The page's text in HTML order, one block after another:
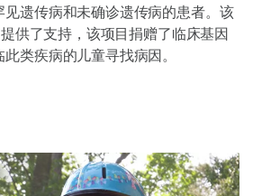
遗传病和未确诊遗传病的患者。该
提供了支持，该项目捐赠了临床基因
类疾病的儿童寻找病因。